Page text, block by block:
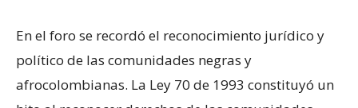
En el foro se recordó el reconocimiento jurídico y
político de las comunidades negras y
afrocolombianas. La Ley 70 de 1993 constituyó un